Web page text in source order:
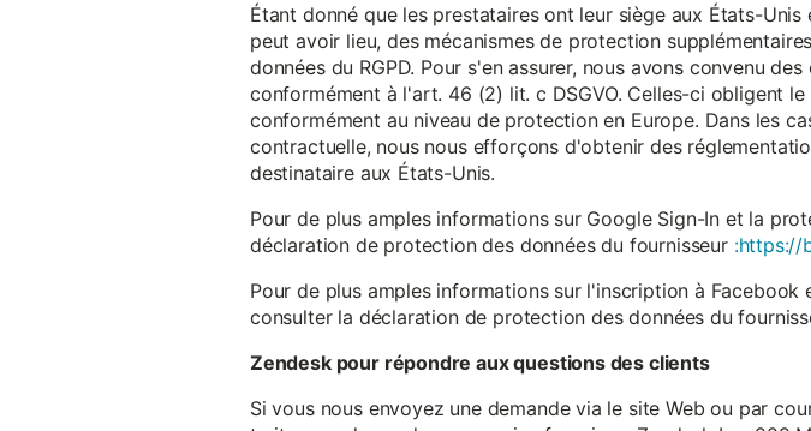
Étant donné que les prestataires ont leur siège aux États-
peut avoir lieu, des mécanismes de protection
données du RGPD. Pour s'en assurer, nous avons convenu
conformément à l'art. 46 (2) lit. c DSGVO. Celles-ci obligent
conformément au niveau de protection en Europe. Dans les
contractuelle, nous nous efforçons d'obtenir des
destinataire aux États-Unis.
Pour de plus amples informations sur Google Sign-In et la
déclaration de protection des données du fournisseur :https://
Pour de plus amples informations sur l'inscription à
consulter la déclaration de protection des données du
Zendesk pour répondre aux questions des clients
Si vous nous envoyez une demande via le site Web ou par